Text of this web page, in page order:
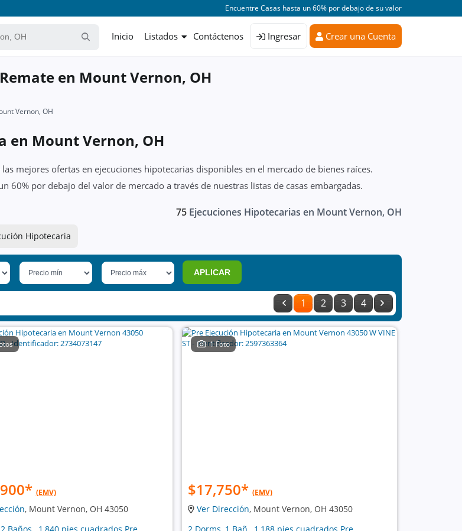
Encuentre Casas hasta un 60% por debajo de su valor
Inicio Listados Contáctenos Ingresar Crear una Cuenta
en Mount Vernon, OH
Vernon, OH
en Mount Vernon, OH
mejores ofertas en ejecuciones hipotecarias disponibles en el mercado de bienes raíces.
60% por debajo del valor de mercado a través de nuestras listas de casas embargadas.
75 Ejecuciones Hipotecarias en Mount Vernon, OH
Hipotecaria
APLICAR
1 2 3 4
* (EMV)
, Mount Vernon, OH 43050
1 Foto
$17,750* (EMV)
Ver Dirección, Mount Vernon, OH 43050